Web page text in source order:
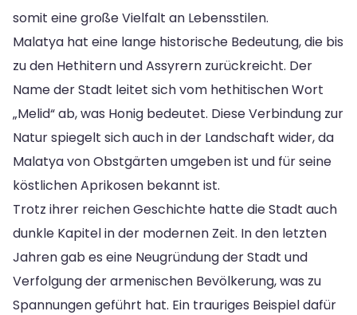
somit eine große Vielfalt an Lebensstilen.
Malatya hat eine lange historische Bedeutung, die bis
zu den Hethitern und Assyrern zurückreicht. Der
Name der Stadt leitet sich vom hethitischen Wort
„Melid“ ab, was Honig bedeutet. Diese Verbindung zur
Natur spiegelt sich auch in der Landschaft wider, da
Malatya von Obstgärten umgeben ist und für seine
köstlichen Aprikosen bekannt ist.
Trotz ihrer reichen Geschichte hatte die Stadt auch
dunkle Kapitel in der modernen Zeit. In den letzten
Jahren gab es eine Neugründung der Stadt und
Verfolgung der armenischen Bevölkerung, was zu
Spannungen geführt hat. Ein trauriges Beispiel dafür